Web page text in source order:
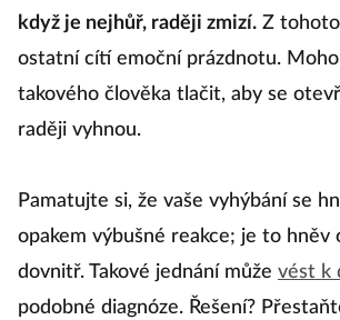
když je nejhůř, raději zmizí. Z
ostatní cítí emoční prázdnotu.
takového člověka tlačit, aby se
raději vyhnou.
Pamatujte si, že vaše vyhýbání se
opakem výbušné reakce; je to hněv
dovnitř. Takové jednání může vést k
podobné diagnóze. Řešení?